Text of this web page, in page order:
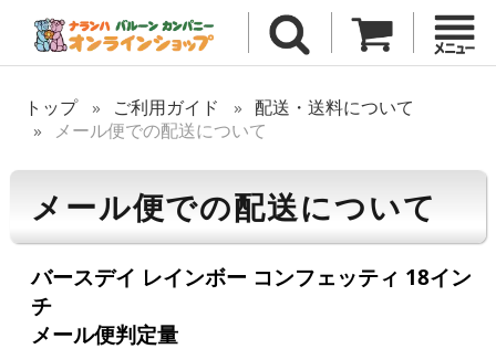
トップ ご利用ガイド
配送・送料について
メール便での配送について
メール便での配送について
バースデイ レインボー コンフェッティ 18イン
チ
メール便判定量